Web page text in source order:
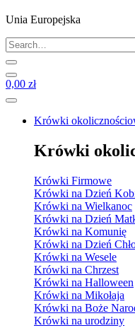
Unia Europejska
0,00 zł
Krówki
Krówki
Krówki Firmowe
Krówki na Dzień
Krówki na Wielkanoc
Krówki na Dzień
Krówki na Komunię
Krówki na Dzień
Krówki na Wesele
Krówki na Chrzest
Krówki na Halloween
Krówki na Mikołaja
Krówki na Boże
Krówki na urodziny